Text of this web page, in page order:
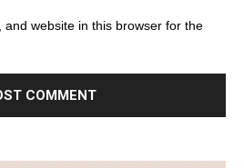
and website in this browser for the